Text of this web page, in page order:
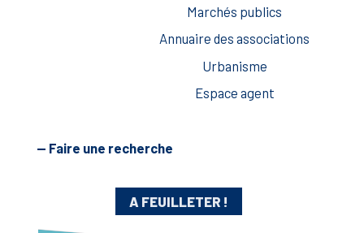
Marchés publics
Annuaire des associations
Urbanisme
Espace agent
— Faire une recherche
A FEUILLETER !